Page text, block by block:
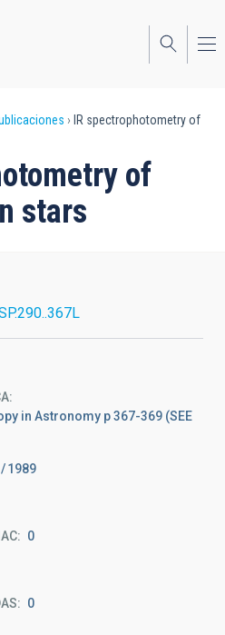
IR spectrophotometry of
of
stars
in Astronomy p 367-369 (SEE
1989
0
0